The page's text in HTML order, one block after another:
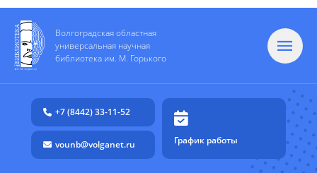
Волгоградская областная
универсальная научная
библиотека им. М. Горького
+7 (8442) 33-11-52
vounb@volganet.ru График работы